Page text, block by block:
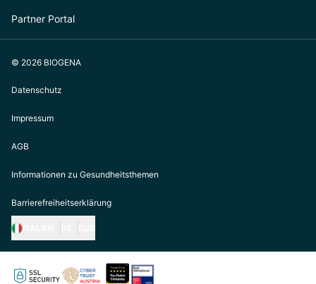
Partner Portal
© 2026 BIOGENA
Datenschutz
Impressum
AGB
Informationen zu Gesundheitsthemen
Barrierefreiheitserklärung
https://biogena.com/de-at
https://biogena.com/de-de